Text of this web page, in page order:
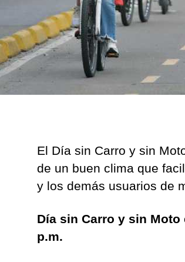
El Día sin Carro y sin
de un buen clima que
y los demás usuarios de
Día sin Carro y sin
p.m.